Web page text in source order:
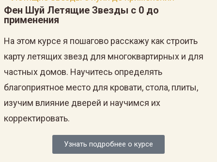
Фен Шуй Летящие Звезды с 0 до
применения
На этом курсе я пошагово расскажу как строить
карту летящих звезд для многоквартирных и для
частных домов. Научитесь определять
благоприятное место для кровати, стола, плиты,
изучим влияние дверей и научимся их
корректировать.
Узнать подробнее о курсе